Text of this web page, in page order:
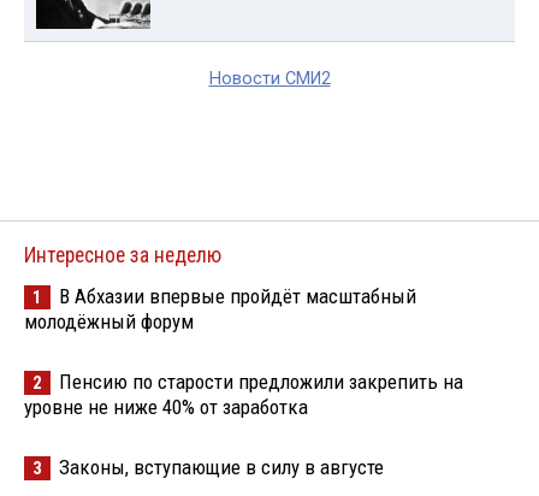
Новости СМИ2
Интересное за неделю
1
В Абхазии впервые пройдёт масштабный
молодёжный форум
2
Пенсию по старости предложили закрепить на
уровне не ниже 40% от заработка
3 Законы, вступающие в силу в августе